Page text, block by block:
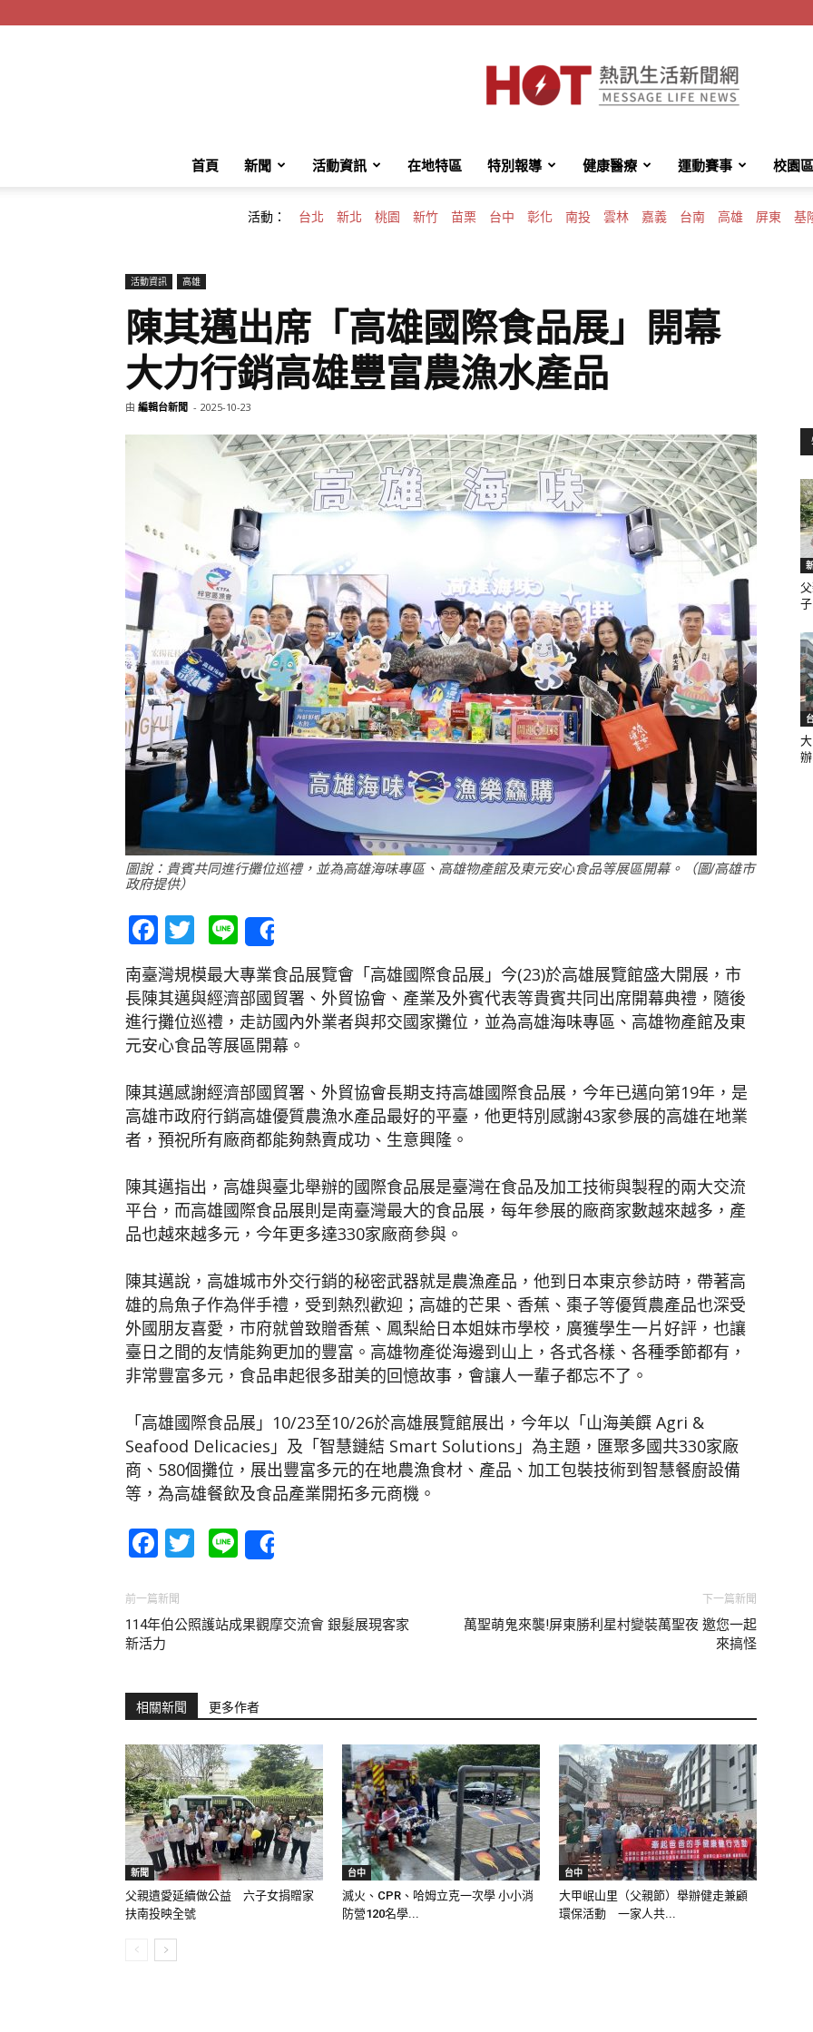
HotMessage
生
活
新
聞
網
首頁 新聞 活動資訊 在地特區 特別報導 健康醫療 運動賽事 校園區
活動： 台北 新北 桃園 新竹 苗栗 台中 彰化 南投 雲林 嘉義 台南 高雄 屏東 基
活動資訊 高雄
陳其邁出席「高雄國際食品展」開幕
大力行銷高雄豐富農漁水產品
由 編輯台新聞 - 2025-10-23
圖說：貴賓共同進行攤位巡禮，並為高雄海味專區、高雄物產館及東元安心食品等展區開幕。（圖/高雄市
政府提供）
Facebook
Twitter
Line
南臺灣規模最大專業食品展覽會「高雄國際食品展」今(23)於高雄展覽館盛大開展，市
長陳其邁與經濟部國貿署、外貿協會、產業及外賓代表等貴賓共同出席開幕典禮，隨後
進行攤位巡禮，走訪國內外業者與邦交國家攤位，並為高雄海味專區、高雄物產館及東
元安心食品等展區開幕。
陳其邁感謝經濟部國貿署、外貿協會長期支持高雄國際食品展，今年已邁向第19年，是
高雄市政府行銷高雄優質農漁水產品最好的平臺，他更特別感謝43家參展的高雄在地業
者，預祝所有廠商都能夠熱賣成功、生意興隆。
陳其邁指出，高雄與臺北舉辦的國際食品展是臺灣在食品及加工技術與製程的兩大交流
平台，而高雄國際食品展則是南臺灣最大的食品展，每年參展的廠商家數越來越多，產
品也越來越多元，今年更多達330家廠商參與。
陳其邁說，高雄城市外交行銷的秘密武器就是農漁產品，他到日本東京參訪時，帶著高
雄的烏魚子作為伴手禮，受到熱烈歡迎；高雄的芒果、香蕉、棗子等優質農產品也深受
外國朋友喜愛，市府就曾致贈香蕉、鳳梨給日本姐妹市學校，廣獲學生一片好評，也讓
臺日之間的友情能夠更加的豐富。高雄物產從海邊到山上，各式各樣、各種季節都有，
非常豐富多元，食品串起很多甜美的回憶故事，會讓人一輩子都忘不了。
「高雄國際食品展」10/23至10/26於高雄展覽館展出，今年以「山海美饌 Agri &
Seafood Delicacies」及「智慧鏈結 Smart Solutions」為主題，匯聚多國共330家廠
商、580個攤位，展出豐富多元的在地農漁食材、產品、加工包裝技術到智慧餐廚設備
等，為高雄餐飲及食品產業開拓多元商機。
Facebook
Twitter
Line
前一篇新聞
114年伯公照護站成果觀摩交流會 銀髮展現客家
新活力
下一篇新聞
萬聖萌鬼來襲!屏東勝利星村變裝萬聖夜 邀您一起
來搞怪
相關新聞 更多作者
新聞
父親遺愛延續做公益 六子女捐贈家
扶南投映全號
台中
滅火、CPR、哈姆立克一次學 小小消
防營120名學...
台中
大甲岷山里（父親節）舉辦健走兼顧
環保活動 一家人共...